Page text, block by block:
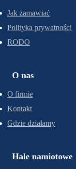
Jak zamawiać
Polityka prywatności
RODO
O nas
O firmie
Kontakt
Gdzie działamy
Hale namiotowe